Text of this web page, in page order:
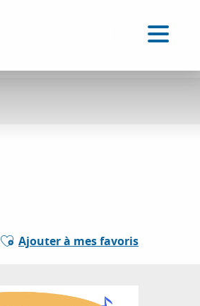
Ajouter aux favoris
Ajouter à mes favoris